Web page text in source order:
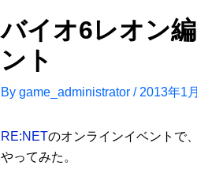
バイオ6レオン
ント
By game_administrator / 2013年1
RE:NETのオンラインイベントで
やってみた。